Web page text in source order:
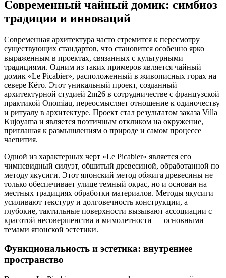
Современный чайный домик: симбиоз
традиции и инноваций
Современная архитектура часто стремится к пересмотру
существующих стандартов, что становится особенно ярко
выраженным в проектах, связанных с культурными
традициями. Одним из таких примеров является чайный
домик «Le Picabier», расположенный в живописных горах на
севере Кёто. Этот уникальный проект, созданный
архитектурной студией 2m26 в сотрудничестве с французской
практикой Onomiau, переосмысляет отношение к одиночеству
и ритуалу в архитектуре. Проект стал результатом заказа Villa
Kujoyama и является поэтичным откликом на окружение,
приглашая к размышлениям о природе и самом процессе
чаепития.
Одной из характерных черт «Le Picabier» является его
чимневидный силуэт, обшитый древесиной, обработанной по
методу якусиги. Этот японский метод обжига древесины не
только обеспечивает улице темный окрас, но и основан на
местных традициях обработки материалов. Методы якусиги
усиливают текстуру и долговечность конструкции, а
глубокие, тактильные поверхности вызывают ассоциации с
красотой несовершенства и мимолетности — основными
темами японской эстетики.
Функциональность и эстетика: внутреннее
пространство